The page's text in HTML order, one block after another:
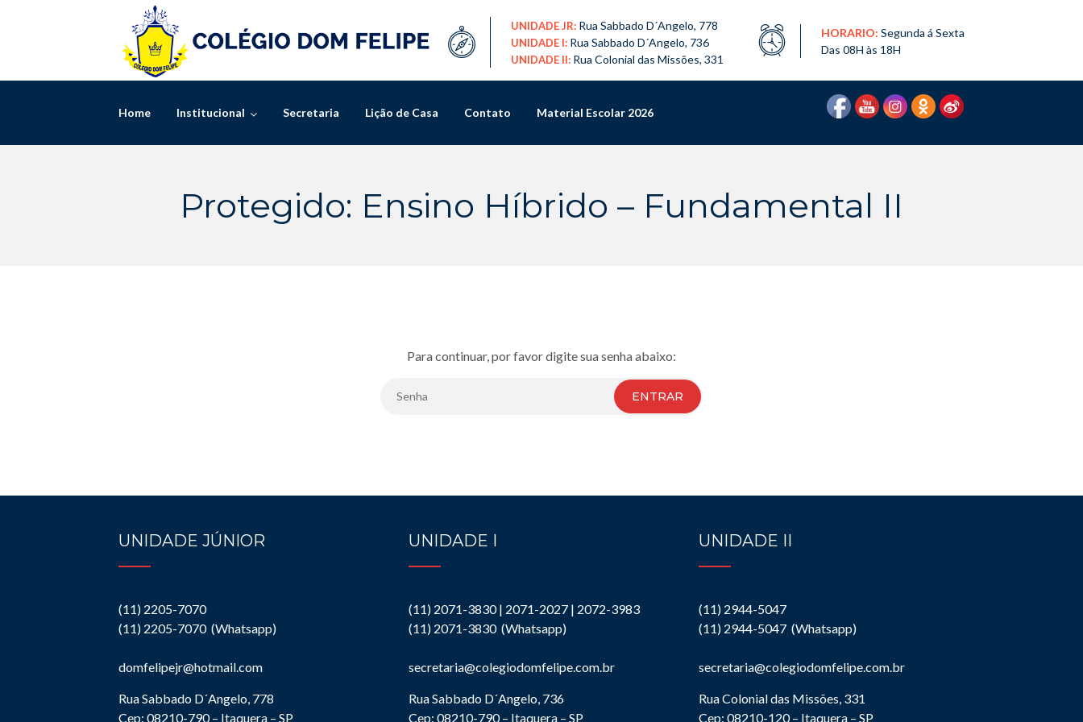
UNIDADE JR: Rua Sabbado D´Angelo, 778
UNIDADE I: Rua Sabbado D´Angelo, 736
UNIDADE II: Rua Colonial das Missões, 331
HORARIO: Segunda á Sexta
Das 08H às 18H
Home Institucional Secretaria Lição de Casa Contato Material Escolar 2026
Protegido: Ensino Híbrido – Fundamental II
Para continuar, por favor digite sua senha abaixo:
ENTRAR
UNIDADE JÚNIOR
(11) 2205-7070
(11) 2205-7070 (Whatsapp)
domfelipejr@hotmail.com
Rua Sabbado D´Angelo, 778
Cep: 08210-790 – Itaquera – SP
UNIDADE I
(11) 2071-3830 | 2071-2027 | 2072-3983
(11) 2071-3830 (Whatsapp)
secretaria@colegiodomfelipe.com.br
Rua Sabbado D´Angelo, 736
Cep: 08210-790 – Itaquera – SP
UNIDADE II
(11) 2944-5047
(11) 2944-5047 (Whatsapp)
secretaria@colegiodomfelipe.com.br
Rua Colonial das Missões, 331
Cep: 08210-120 – Itaquera – SP